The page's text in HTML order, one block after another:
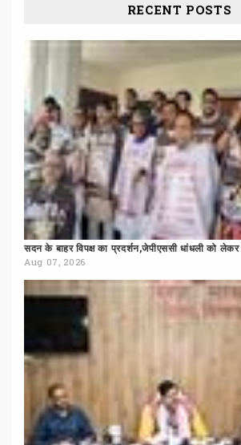
RECENT POSTS
सदन के बाहर विपक्ष का प्रदर्शन,जेपीएससी धांधली को लेकर
Aug 07, 2026